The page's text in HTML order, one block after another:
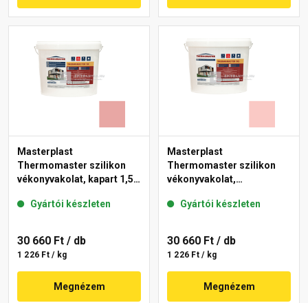
Masterplast
Thermomaster szilikon
vékonyvakolat, kapart 1,5
Gyártói készleten
30 660 Ft / db
1 226 Ft / kg
Megnézem
Masterplast
Thermomaster szilikon
vékonyvakolat,
22-F 25 kg
Gyártói készleten
30 660 Ft / db
1 226 Ft / kg
Megnézem